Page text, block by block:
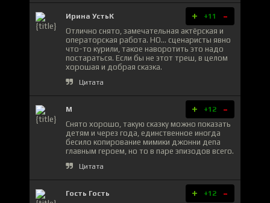
Ирина УстьК + +11 -
Отлично снято, замечательная актёрская и
операторская работа. НО... сценаристы явно
что-то курили, такое наворотить это надо
постараться. Если бы не этот треш, в целом
хорошая и добрая сказка.
Цитата
М + +12 -
Снято хорошо, такую сказку можно показать
детям и через года, единственное иногда
бесило копирование мимики джонни депа
главным героем, но то в паре эпизодов всего.
Цитата
Гость Гость + +12 -